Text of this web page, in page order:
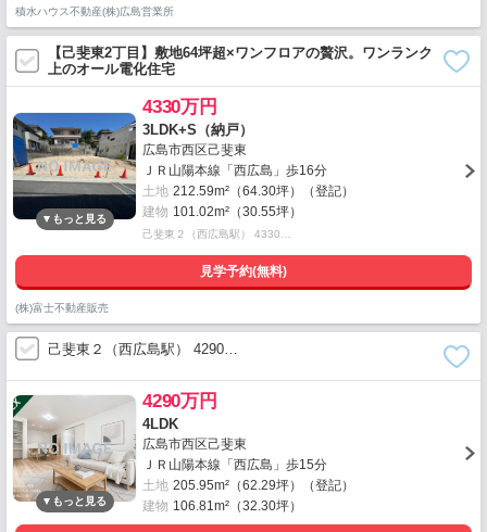
積水ハウス不動産(株)広島営業所
【己斐東2丁目】敷地64坪超×ワンフロアの贅沢。ワンランク
上のオール電化住宅
4330万円
3LDK+S（納戸）
広島市西区己斐東
ＪＲ山陽本線「西広島」歩16分
土地 212.59m²（64.30坪）（登記）
建物 101.02m²（30.55坪）
己斐東２（西広島駅） 4330…
見学予約(無料)
(株)富士不動産販売
己斐東２（西広島駅） 4290…
4290万円
4LDK
広島市西区己斐東
ＪＲ山陽本線「西広島」歩15分
土地 205.95m²（62.29坪）（登記）
建物 106.81m²（32.30坪）